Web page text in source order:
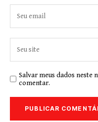
Salvar meus dados neste
comentar.